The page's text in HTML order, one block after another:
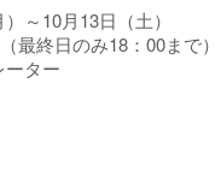
～10月13日（土）
最終日のみ18：00まで）
ーター